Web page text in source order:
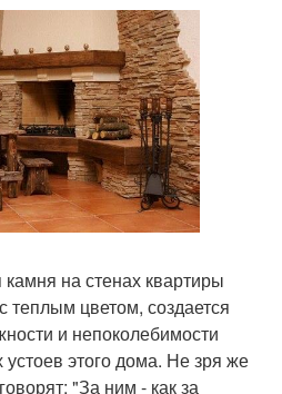
на стенах квартиры
теплым цветом, создается
и непоколебимости
этого дома. Не зря же
"За ним - как за